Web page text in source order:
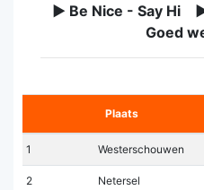
► Be Nice - Say Hi
Goed
Plaats
1 Westerschouwen
2 Netersel